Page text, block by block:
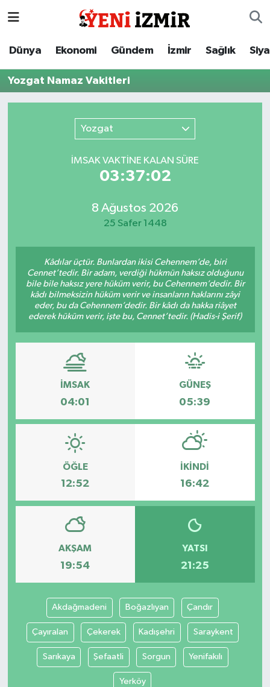
Dünya Ekonomi Gündem İzmir Sağlık
Yozgat Namaz Vakitleri
Yozgat
İMSAK VAKTİNE KALAN SÜRE
03:37:02
8 Ağustos 2026
25 Safer 1448
Kâdılar üçtür. Bunlardan ikisi Cehennem’de, biri
Cennet’tedir. Bir adam, verdiği hükmün haksız olduğunu
bile bile haksız yere hüküm verir, bu Cehennem’dedir. Bir
kâdı bilmeksizin hüküm verir ve insanların haklarını zâyi
eder, bu da Cehennem’dedir. Bir kâdı da hakka riâyet
ederek hüküm verir, işte bu, Cennet’tedir. (Hadis-i Şerif)
İMSAK
04:01
GÜNEŞ
05:39
ÖĞLE
12:52
İKINDI
16:42
AKŞAM
19:54
YATSI
21:25
Akdağmadeni Boğazlıyan Çandır
Çayıralan Çekerek Kadışehri Saraykent
Sarıkaya Şefaatli Sorgun Yenifakılı
Yerköy
Dünya
Ekonomi
Resmi İlanlar
Spor
Teknoloji
Tatil ve Seyahat
Çevre
İzmir Nöbetçi Eczaneler
İzmir Hava Durumu
İzmir Trafik Yoğunluk Haritası
Süper Lig Puan Durumu ve Fikstür
Haber Arşivi